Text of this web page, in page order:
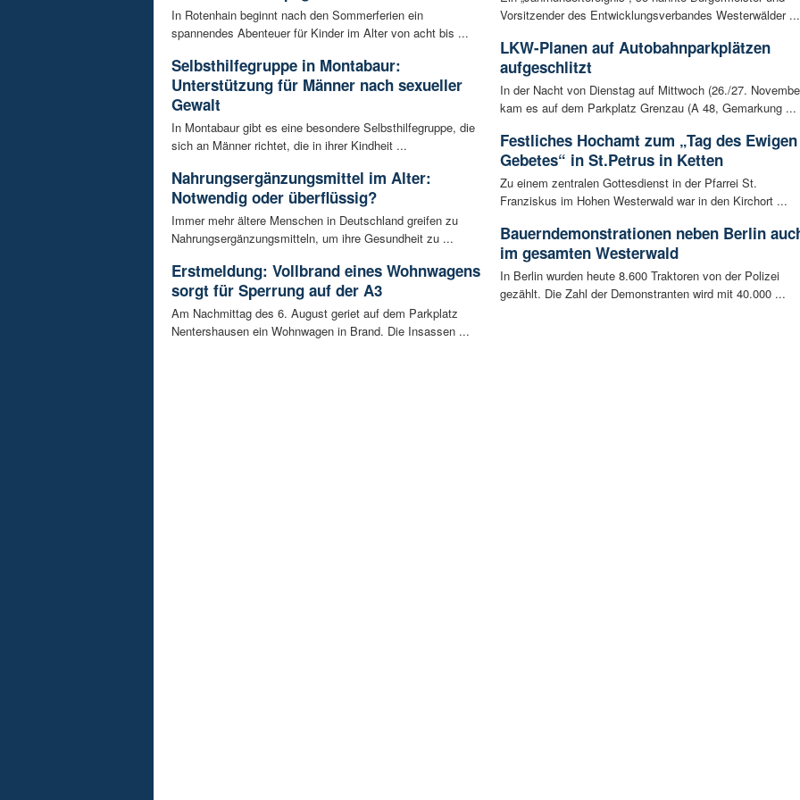
In Rotenhain beginnt nach den Sommerferien ein
spannendes Abenteuer für Kinder im Alter von acht bis ...
Selbsthilfegruppe in Montabaur:
Unterstützung für Männer nach sexueller
Gewalt
In Montabaur gibt es eine besondere Selbsthilfegruppe, die
sich an Männer richtet, die in ihrer Kindheit ...
Nahrungsergänzungsmittel im Alter:
Notwendig oder überflüssig?
Immer mehr ältere Menschen in Deutschland greifen zu
Nahrungsergänzungsmitteln, um ihre Gesundheit zu ...
Erstmeldung: Vollbrand eines Wohnwagens
sorgt für Sperrung auf der A3
Am Nachmittag des 6. August geriet auf dem Parkplatz
Nentershausen ein Wohnwagen in Brand. Die Insassen ...
Vorsitzender des Entwicklungsverbandes Westerwälder ...
LKW-Planen auf Autobahnparkplätzen
aufgeschlitzt
In der Nacht von Dienstag auf Mittwoch (26./27.
kam es auf dem Parkplatz Grenzau (A 48, Gemarkung ...
Festliches Hochamt zum „Tag des Ewigen
Gebetes“ in St.Petrus in Ketten
Zu einem zentralen Gottesdienst in der Pfarrei St.
Franziskus im Hohen Westerwald war in den Kirchort ...
Bauerndemonstrationen neben Berlin
im gesamten Westerwald
In Berlin wurden heute 8.600 Traktoren von der Polizei
gezählt. Die Zahl der Demonstranten wird mit 40.000 ...